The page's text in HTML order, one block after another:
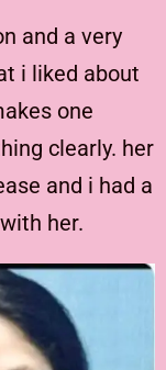
and a very
i liked about
one
clearly. her
and i had a
her.